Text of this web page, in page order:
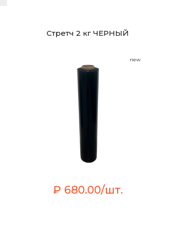
Стретч 2 кг ЧЕРНЫЙ
new
₽ 680.00/шт.